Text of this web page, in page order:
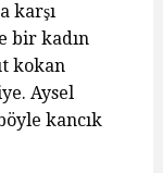
karşı
bir kadın
kokan
Aysel
kancık